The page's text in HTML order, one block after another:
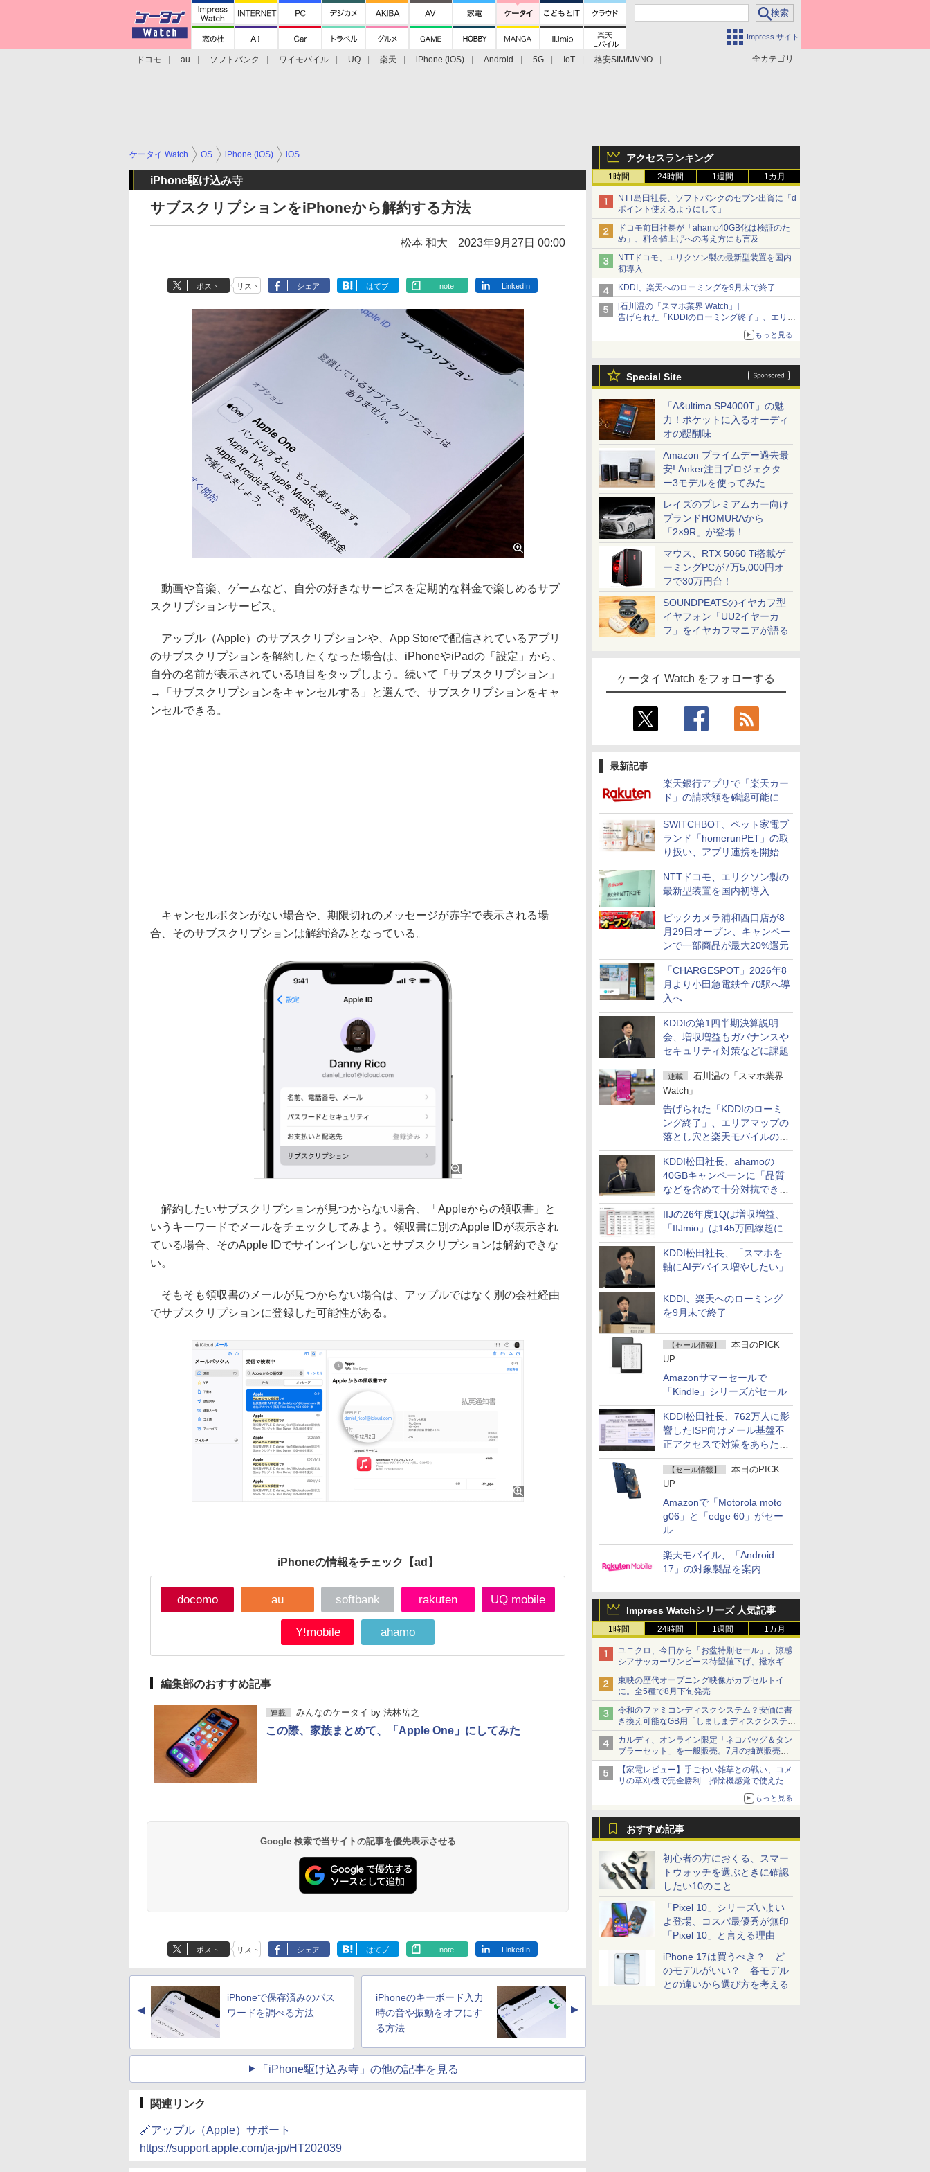
Impress サイト
全カテゴリ
ドコモ au ソフトバンク ワイモバイル UQ 楽天 iPhone (iOS) Android 5G IoT
格安SIM/MVNO
アクセスランキング
1時間 24時間 1週間 1カ月
NTT島田社長、ソフトバンクのセブン出資に「d
ポイント使えるようにして」
ドコモ前田社長が「ahamo40GB化は検証のた
め」、料金値上げへの考え方にも言及
NTTドコモ、エリクソン製の最新型装置を国内
初導入
KDDI、楽天へのローミングを9月末で終了
[石川温の「スマホ業界 Watch」]
告げられた「KDDIのローミング終了」、エリア
マップの落とし穴と楽天モバイルの課題
もっと見る
Special Site
「A&ultima SP4000T」の魅
力！ポケットに入るオーディ
オの醍醐味
Amazon プライムデー過去最
安! Anker注目プロジェクタ
ー3モデルを使ってみた
レイズのプレミアムカー向け
ブランドHOMURAから
「2×9R」が登場！
マウス、RTX 5060 Ti搭載ゲ
ーミングPCが7万5,000円オ
フで30万円台！
SOUNDPEATSのイヤカフ型
イヤフォン「UU2イヤーカ
フ」をイヤカフマニアが語る
ケータイ Watch をフォローする
最新記事
楽天銀行アプリで「楽天カー
ド」の請求額を確認可能に
SWITCHBOT、ペット家電ブ
ランド「homerunPET」の取
り扱い、アプリ連携を開始
NTTドコモ、エリクソン製の
最新型装置を国内初導入
ビックカメラ浦和西口店が8
月29日オープン、キャンペー
ンで一部商品が最大20%還元
「CHARGESPOT」2026年8
月より小田急電鉄全70駅へ導
入へ
KDDIの第1四半期決算説明
会、増収増益もガバナンスや
セキュリティ対策などに課題
連載
石川温の「スマホ業界
Watch」
告げられた「KDDIのローミ
ング終了」、エリアマップの
落とし穴と楽天モバイルの課
題
KDDI松田社長、ahamoの
40GBキャンペーンに「品質
などを含めて十分対抗でき
る」
IIJの26年度1Qは増収増益、
「IIJmio」は145万回線超に
KDDI松田社長、「スマホを
軸にAIデバイス増やしたい」
KDDI、楽天へのローミング
を9月末で終了
【セール情報】
本日のPICK
UP
Amazonサマーセールで
「Kindle」シリーズがセール
KDDI松田社長、762万人に影
響したISP向けメール基盤不
正アクセスで対策をあらため
て説明
【セール情報】
本日のPICK
UP
Amazonで「Motorola moto
g06」と「edge 60」がセー
ル
楽天モバイル、「Android
17」の対象製品を案内
Impress Watchシリーズ 人気記事
1時間 24時間 1週間 1カ月
ユニクロ、今日から「お盆特別セール」。涼感
シアサッカーワンピース待望値下げ、撥水ギア
ショーツは1990円に
東映の歴代オープニング映像がカプセルトイ
に。全5種で8月下旬発売
令和のファミコンディスクシステム？安価に書
き換え可能なGB用「しましまディスクシステ
ム」
カルディ、オンライン限定「ネコバッグ＆タン
ブラーセット」を一般販売。7月の抽選販売の
当選無効分
【家電レビュー】手ごわい雑草との戦い、コメ
リの草刈機で完全勝利 掃除機感覚で使えた
もっと見る
おすすめ記事
初心者の方におくる、スマー
トウォッチを選ぶときに確認
したい10のこと
「Pixel 10」シリーズいよい
よ登場、コスパ最優秀が無印
「Pixel 10」と言える理由
iPhone 17は買うべき？ ど
のモデルがいい？ 各モデル
との違いから選び方を考える
ケータイ Watch OS iPhone (iOS) iOS
iPhone駆け込み寺
サブスクリプションをiPhoneから解約する方法
松本 和大 2023年9月27日 00:00
ポスト リスト シェア はてブ note LinkedIn
動画や音楽、ゲームなど、自分の好きなサービスを定期的な料金で楽しめるサブ
スクリプションサービス。
アップル（Apple）のサブスクリプションや、App Storeで配信されているアプリ
のサブスクリプションを解約したくなった場合は、iPhoneやiPadの「設定」から、
自分の名前が表示されている項目をタップしよう。続いて「サブスクリプション」
→「サブスクリプションをキャンセルする」と選んで、サブスクリプションをキャ
ンセルできる。
キャンセルボタンがない場合や、期限切れのメッセージが赤字で表示される場
合、そのサブスクリプションは解約済みとなっている。
解約したいサブスクリプションが見つからない場合、「Appleからの領収書」と
いうキーワードでメールをチェックしてみよう。領収書に別のApple IDが表示され
ている場合、そのApple IDでサインインしないとサブスクリプションは解約できな
い。
そもそも領収書のメールが見つからない場合は、アップルではなく別の会社経由
でサブスクリプションに登録した可能性がある。
iPhoneの情報をチェック 【ad】
docomo au softbank rakuten UQ mobile
Y!mobile ahamo
編集部のおすすめ記事
連載 みんなのケータイ by 法林岳之
この際、家族まとめて、「Apple One」にしてみた
Google 検索で当サイトの記事を優先表示させる
ポスト リスト シェア はてブ note LinkedIn
▲
iPhoneで保存済みのパス
ワードを調べる方法
iPhoneのキーボード入力
時の音や振動をオフにす
る方法
▲
「iPhone駆け込み寺」の他の記事を見る
関連リンク
🔗アップル（Apple）サポート
https://support.apple.com/ja-jp/HT202039